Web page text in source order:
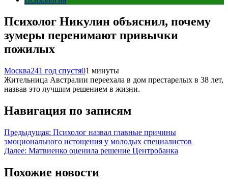
Психолог Никулин объяснил, почему
зумеры перенимают привычки
пожилых
Москва241 год спустя01 минуты
Жительница Австралии переехала в дом престарелых в 38 лет,
назвав это лучшим решением в жизни.
Навигация по записям
Предыдущая: Психолог назвал главные причины
эмоционального истощения у молодых специалистов
Далее: Матвиенко оценила решение Центробанка
Похожие новости